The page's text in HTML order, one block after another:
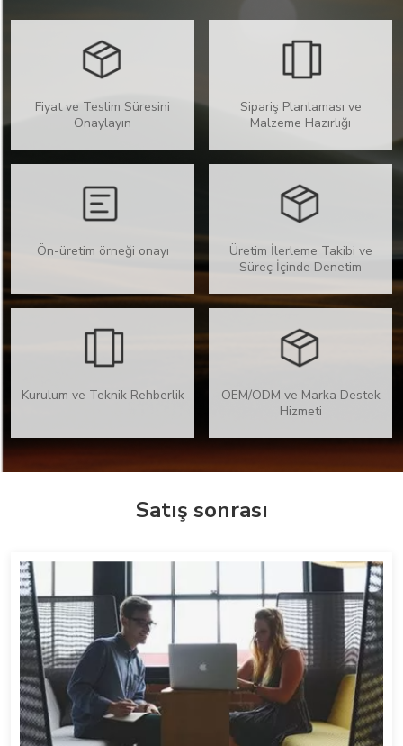
Fiyat ve Teslim Süresini
Onaylayın
Sipariş Planlaması ve
Malzeme Hazırlığı
Ön-üretim örneği onayı
Üretim İlerleme Takibi ve
Süreç İçinde Denetim
Kurulum ve Teknik Rehberlik
OEM/ODM ve Marka Destek
Hizmeti
Satış sonrası